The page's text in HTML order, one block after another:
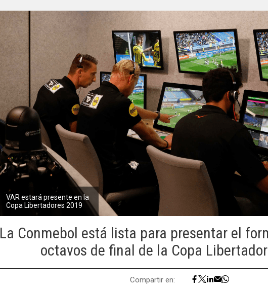
VAR estará presente en la
Copa Libertadores 2019
La Conmebol está lista para presentar el
octavos de final de la Copa
Compartir en: